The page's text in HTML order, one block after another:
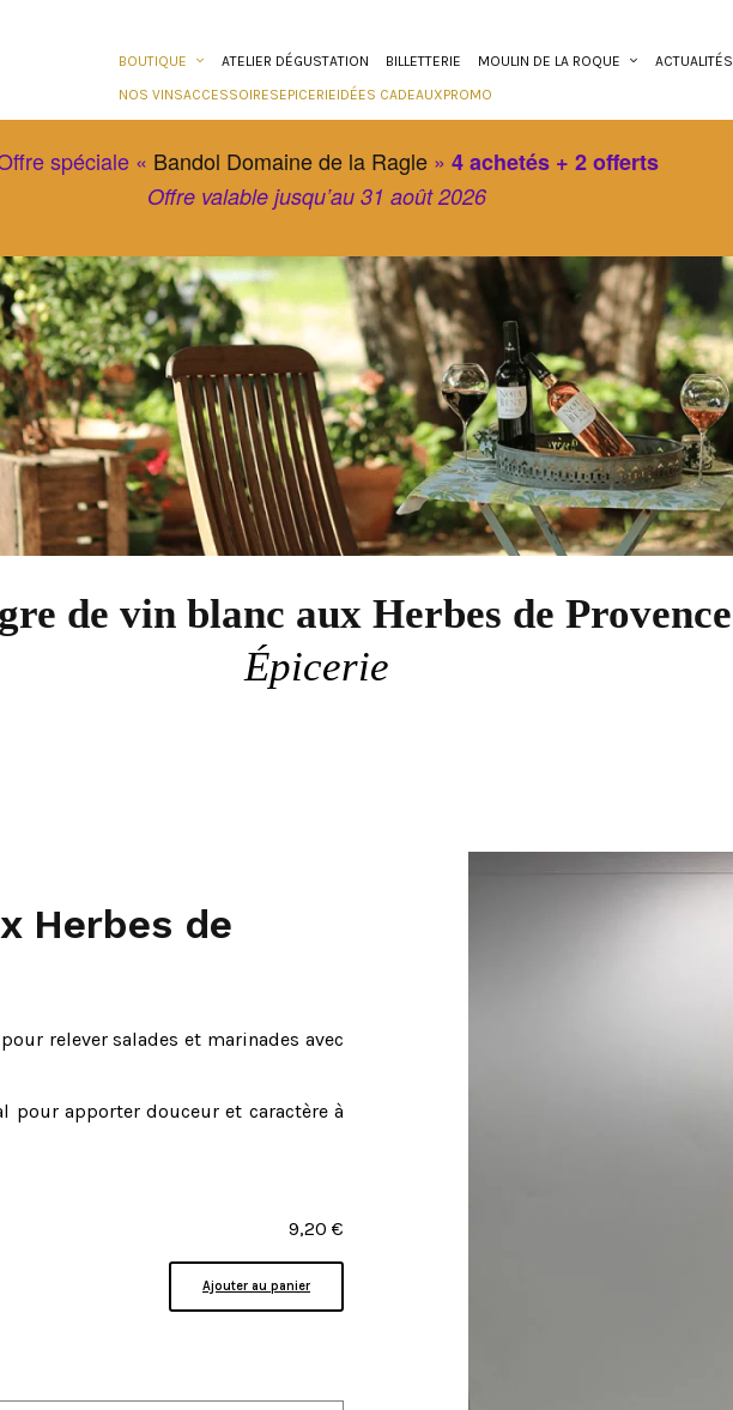
BOUTIQUE
NOS VINSACCESSOIRESEPICERIEIDÉES CADEAUXPROMO
ATELIER DÉGUSTATION BILLETTERIE MOULIN DE LA ROQUE ACTUALITÉS
spéciale « Bandol Domaine de la Ragle» 4 achetés + 2 offerts
Offre valable jusqu’au 31 août 2026
de vin blanc aux Herbes de Provence
Épicerie
Herbes de
relever salades et marinades avec
pour apporter douceur et caractère à
9,20 €
Ajouter au panier